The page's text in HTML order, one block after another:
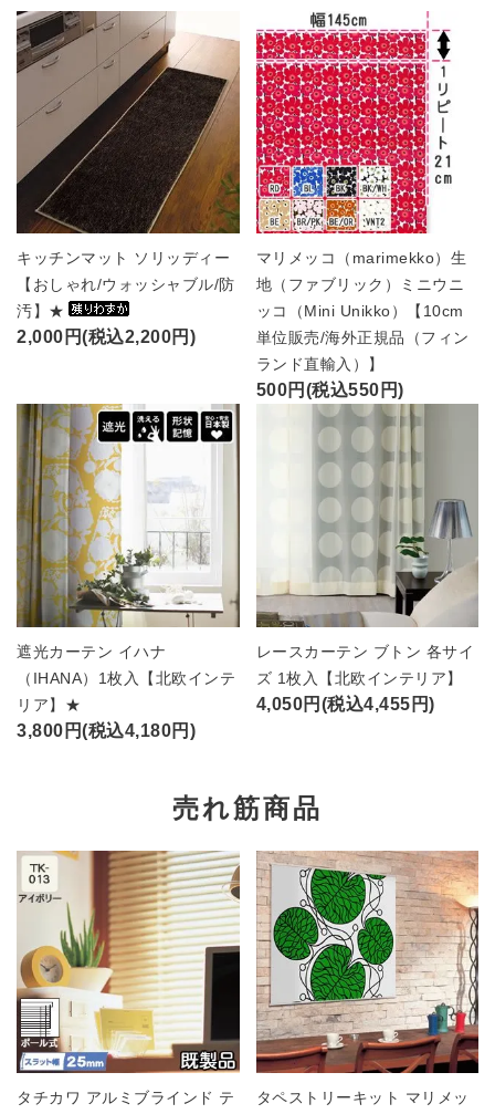
キッチンマット ソリッディー
【おしゃれ/ウォッシャブル/防
汚】★
2,000円(税込2,200円)
マリメッコ（marimekko）生
地（ファブリック）ミニウニ
ッコ（Mini Unikko）【10cm
単位販売/海外正規品（フィン
ランド直輸入）】
500円(税込550円)
遮光カーテン イハナ
（IHANA）1枚入【北欧インテ
リア】★
3,800円(税込4,180円)
レースカーテン ブトン 各サイ
ズ 1枚入【北欧インテリア】
4,050円(税込4,455円)
売れ筋商品
タチカワ アルミブラインド テ
タペストリーキット マリメッ